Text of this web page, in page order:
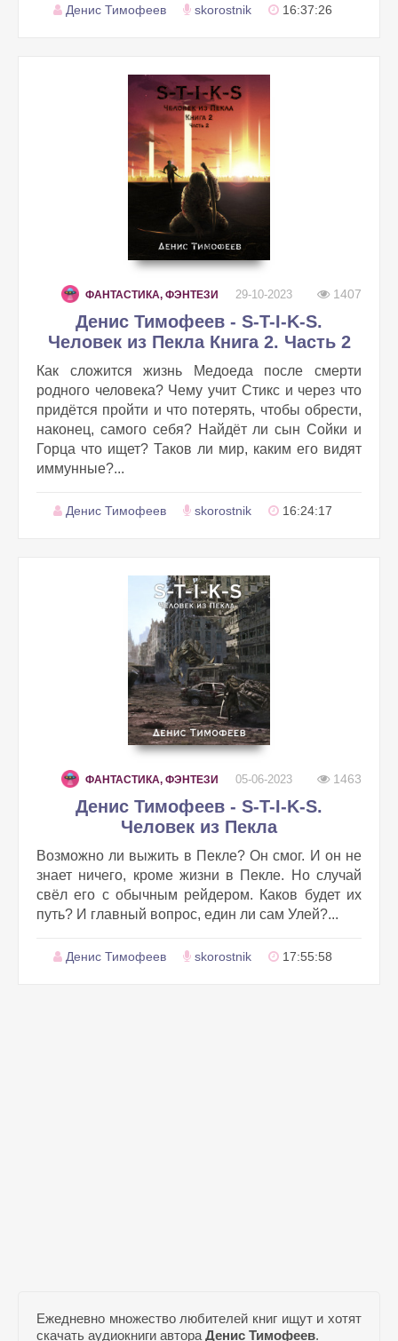
Денис Тимофеев skorostnik 16:37:26
ФАНТАСТИКА, ФЭНТЕЗИ 29-10-2023 1407
Денис Тимофеев - S-T-I-K-S.
Человек из Пекла Книга 2. Часть 2
Как сложится жизнь Медоеда после смерти
родного человека? Чему учит Стикс и через что
придётся пройти и что потерять, чтобы обрести,
наконец, самого себя? Найдёт ли сын Сойки и
Горца что ищет? Таков ли мир, каким его видят
иммунные?...
Денис Тимофеев skorostnik 16:24:17
ФАНТАСТИКА, ФЭНТЕЗИ 05-06-2023 1463
Денис Тимофеев - S-T-I-K-S.
Человек из Пекла
Возможно ли выжить в Пекле? Он смог. И он не
знает ничего, кроме жизни в Пекле. Но случай
свёл его с обычным рейдером. Каков будет их
путь? И главный вопрос, един ли сам Улей?...
Денис Тимофеев skorostnik 17:55:58
Ежедневно множество любителей книг ищут и хотят
скачать аудиокниги автора Денис Тимофеев.